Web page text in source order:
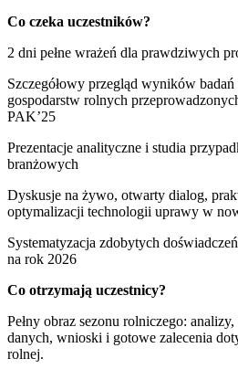
Co czeka uczestników?
2 dni pełne wrażeń dla prawdziwych
Szczegółowy przegląd wyników
gospodarstw rolnych
PAK’25
Prezentacje analityczne i studia
branżowych
Dyskusje na żywo, otwarty dialog,
optymalizacji technologii uprawy w
Systematyzacja zdobytych
na rok 2026
Co otrzymają uczestnicy?
Pełny obraz sezonu rolniczego:
danych, wnioski i gotowe zalecenia
rolnej.